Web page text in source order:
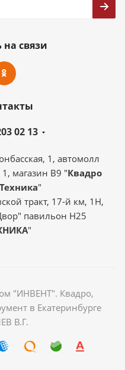
на связи
02 13
1, автомолл
магазин В9 "Квадро
"
тракт, 17-й км, 1Н,
павильон Н25
"
"ИНВЕНТ". Квадро,
в Екатеринбурге
В.Г.